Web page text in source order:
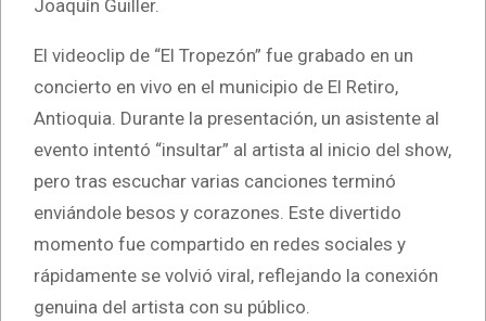
Joaquín Guiller.
El videoclip de “El Tropezón” fue grabado en un
concierto en vivo en el municipio de El Retiro,
Antioquia. Durante la presentación, un asistente al
evento intentó “insultar” al artista al inicio del show,
pero tras escuchar varias canciones terminó
enviándole besos y corazones. Este divertido
momento fue compartido en redes sociales y
rápidamente se volvió viral, reflejando la conexión
genuina del artista con su público.